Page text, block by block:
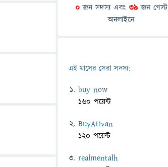
0জন সদস্য এবং 39জন গেস্ট
অনলাইনে
এই মাসের সেরা সদস্য:
buy now
160 পয়েন্ট
BuyAtivan
120 পয়েন্ট
realmentalh